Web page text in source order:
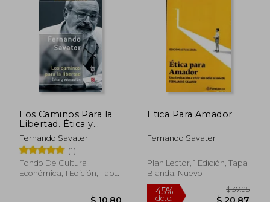
Los Caminos Para la
Libertad. Ética y
Educación
Fernando Savater
(1)
Fondo De Cultura
Económica, 1 Edición, Tapa
Etica Para Amador
Fernando Savater
Plan Lector, 1 Edición, Tapa
Blanda, Nuevo